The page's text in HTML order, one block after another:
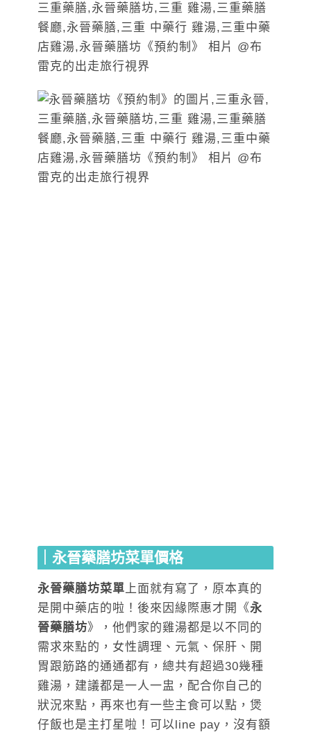
｜永晉藥膳坊菜單價格
永晉藥膳坊菜單 上面就有寫了，原本真的
是開中藥店的啦！後來因緣際惠才開《永
晉藥膳坊》，他們家的雞湯都是以不同的
需求來點的，女性調理、元氣、保肝、開
胃跟筋路的通通都有，總共有超過30幾種
雞湯，建議都是一人一盅，配合你自己的
狀況來點，再來也有一些主食可以點，煲
仔飯也是主打星啦！可以line pay，沒有額